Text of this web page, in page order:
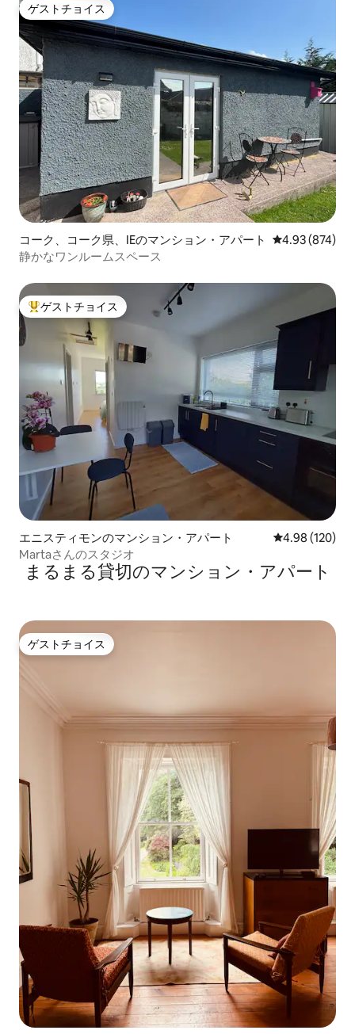
ゲストチョイス
ゲストチョイス
コーク、コーク県、IEのマンション・アパート レビュー874
4.93 (874)
静かなワンルームスペース
大好評のゲストチョイスです。
ゲストチョイス
エニスティモンのマンション・アパート レビュー120
4.98 (120)
Martaさんのスタジオ
まるまる貸切のマンション・アパート
ゲストチョイス
ゲストチョイス